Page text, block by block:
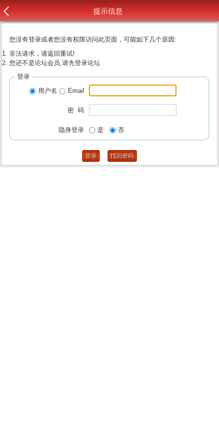
提示信息
您没有登录或者您没有权限访问此页面，可能如下几个原因:
非法请求，请返回重试!
您还不是论坛会员,请先登录论坛
登录
用户名
Email
密 码
隐身登录 是 否